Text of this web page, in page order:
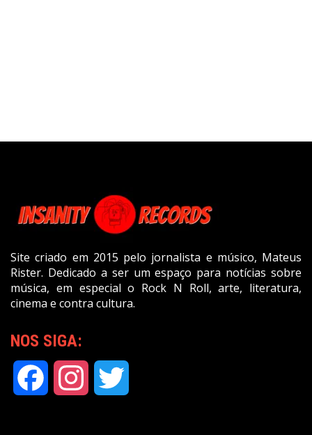
Site criado em 2015 pelo jornalista e músico, Mateus
Rister. Dedicado a ser um espaço para notícias sobre
música, em especial o Rock N Roll, arte, literatura,
cinema e contra cultura.
NOS SIGA:
Facebook Instagram